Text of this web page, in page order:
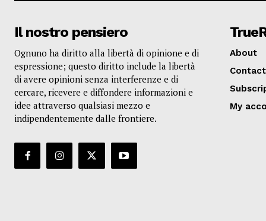
Il nostro pensiero
Ognuno ha diritto alla libertà di opinione e di
espressione; questo diritto include la libertà
di avere opinioni senza interferenze e di
cercare, ricevere e diffondere informazioni e
idee attraverso qualsiasi mezzo e
indipendentemente dalle frontiere.
About
My